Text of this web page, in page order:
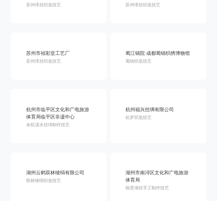
苏州缂丝织造技艺 苏州缂丝织造技艺
苏州市祯彩堂工艺厂
苏州缂丝织造技艺
蜀江锦院·成都蜀锦织绣博物馆
蜀锦织造技艺
杭州市临平区文化和广电旅游
体育局临平区非遗中心
余杭清水丝绵制作技艺
杭州福兴丝绸有限公司
杭罗织造技艺
湖州云鹤双林绫绢有限公司
双林绫绢织造技艺
湖州市南浔区文化和广电旅游
体育局
辑里湖丝手工制作技艺